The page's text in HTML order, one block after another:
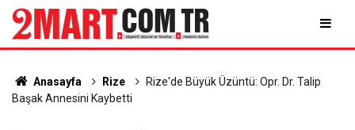
Anasayfa Rize
Rize'de Büyük Üzüntü: Opr. Dr. Talip
Başak Annesini Kaybetti